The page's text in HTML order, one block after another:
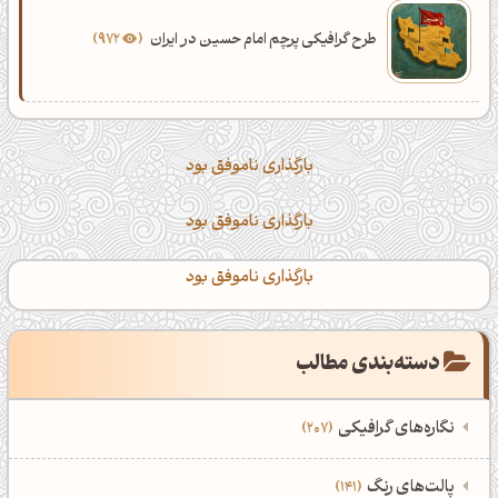
طرح گرافیکی پرچم امام حسین در ایران 972
بارگذاری ناموفق بود
بارگذاری ناموفق بود
بارگذاری ناموفق بود
دسته‌بندی مطالب
نگاره‌های گرافیکی 207
‌همه دسته‌بندی‌های نگاره‌های گرافیکی
‌پالت‌های رنگ 141